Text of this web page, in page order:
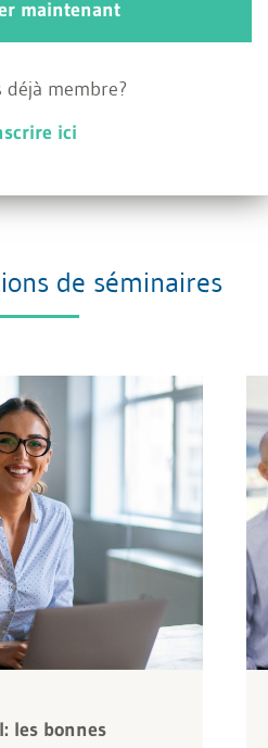
employeur qu’une
sommes très satisfaits
maintenant
déjà membre?
ici
de séminaires
les bonnes